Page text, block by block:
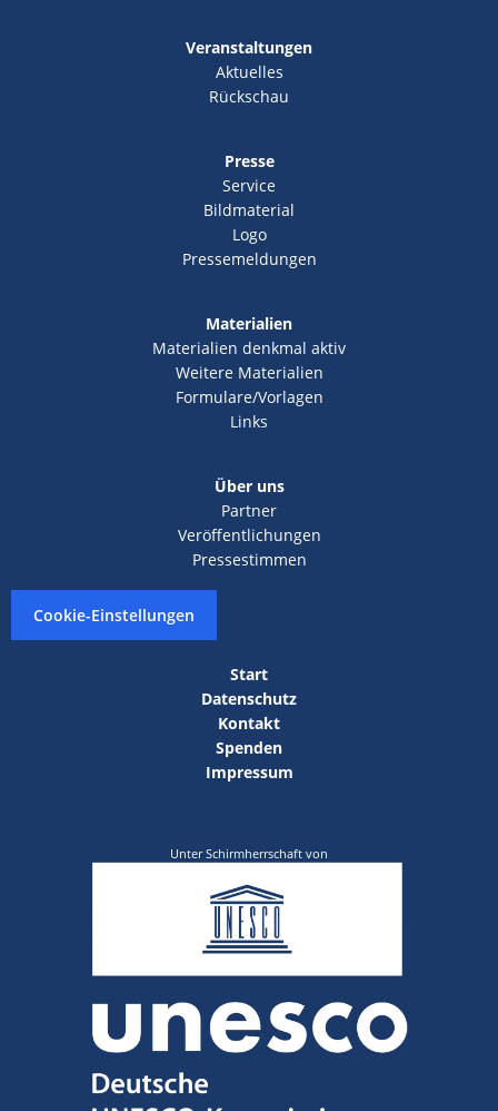
Veranstaltungen
Aktuelles
Rückschau
Presse
Service
Bildmaterial
Logo
Pressemeldungen
Materialien
Materialien denkmal aktiv
Weitere Materialien
Formulare/Vorlagen
Links
Über uns
Partner
Veröffentlichungen
Pressestimmen
Cookie-Einstellungen
Start
Datenschutz
Kontakt
Spenden
Impressum
Unter Schirmherrschaft von